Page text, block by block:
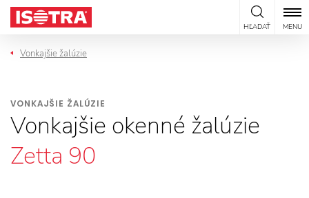
Preskočiť na obsah
HĽADAŤ MENU
Vonkajšie žalúzie
VONKAJŠIE ŽALÚZIE
Vonkajšie okenné žalúzie
Zetta 90